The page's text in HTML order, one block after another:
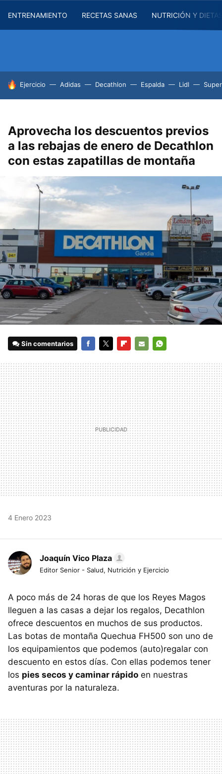
ENTRENAMIENTO RECETAS SANAS NUTRICIÓN Y
HOY SE HABLA DE
Ejercicio Adidas Decathlon Espalda Lidl
Aprovecha los descuentos previos
a las rebajas de enero de Decathlon
con estas zapatillas de montaña
Sin comentarios
MAIL
4 Enero 2023
Joaquín Vico Plaza
Editor Senior - Salud, Nutrición y Ejercicio
A poco más de 24 horas de que los Reyes Magos
lleguen a las casas a dejar los regalos, Decathlon
ofrece descuentos en muchos de sus productos.
Las botas de montaña Quechua FH500 son uno de
los equipamientos que podemos (auto)regalar con
descuento en estos días. Con ellas podemos tener
los pies secos y caminar rápido en nuestras
aventuras por la naturaleza.